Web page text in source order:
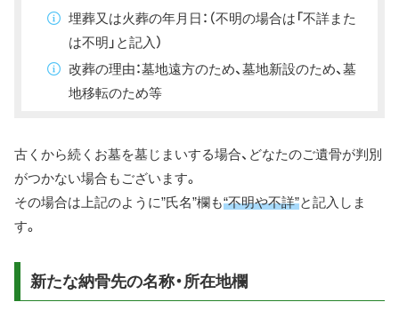
埋葬又は火葬の年月日：（不明の場合は「不詳また
は不明」と記入）
改葬の理由：墓地遠方のため、墓地新設のため、墓
地移転のため等
古くから続くお墓を墓じまいする場合、どなたのご遺骨が判別
がつかない場合もございます。
その場合は上記のように”氏名”欄も“不明や不詳”と記入しま
す。
新たな納骨先の名称・所在地欄